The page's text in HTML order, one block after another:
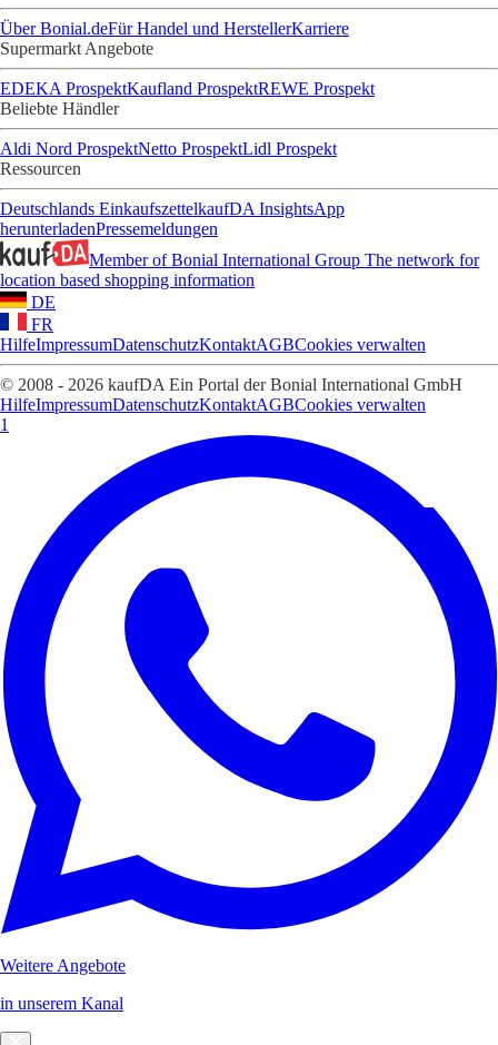
Über Bonial.deFür Handel und HerstellerKarriere
Supermarkt Angebote
EDEKA ProspektKaufland ProspektREWE Prospekt
Beliebte Händler
Aldi Nord ProspektNetto ProspektLidl Prospekt
Ressourcen
Deutschlands EinkaufszettelkaufDA InsightsApp
herunterladenPressemeldungen
Member of Bonial International Group The network for
location based shopping information
DE
FR
HilfeImpressumDatenschutzKontaktAGBCookies verwalten
© 2008 - 2026 kaufDA Ein Portal der Bonial International GmbH
HilfeImpressumDatenschutzKontaktAGBCookies verwalten
1
Weitere Angebote
in unserem Kanal